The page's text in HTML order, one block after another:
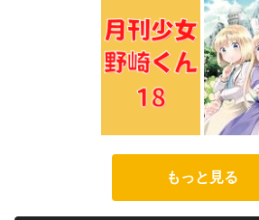
もっと見る